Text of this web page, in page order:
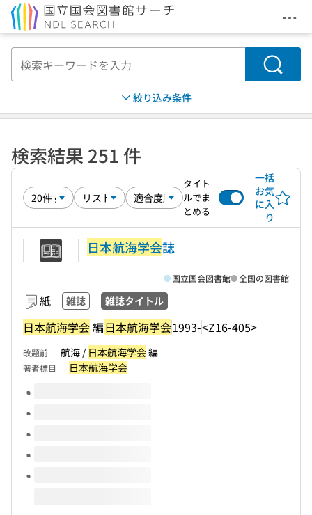
メ
検索
絞り込み条件
検索結果 251 件
タイト
ルでま
とめる
一括
お気
に入
り
日本航海学会誌
紙 雑誌 雑誌タイトル
日本航海学会編日本航海学会1993-<Z16-405>
国立国会図書館 全国の図書館
改題前 航海 / 日本航海学会編
著者標目 日本航海学会
このタイトルの巻号